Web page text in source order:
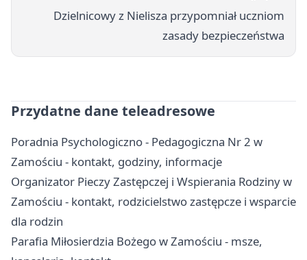
Dzielnicowy z Nielisza przypomniał uczniom
zasady bezpieczeństwa
Przydatne dane teleadresowe
Poradnia Psychologiczno - Pedagogiczna Nr 2 w
Zamościu - kontakt, godziny, informacje
Organizator Pieczy Zastępczej i Wspierania Rodziny w
Zamościu - kontakt, rodzicielstwo zastępcze i wsparcie
dla rodzin
Parafia Miłosierdzia Bożego w Zamościu - msze,